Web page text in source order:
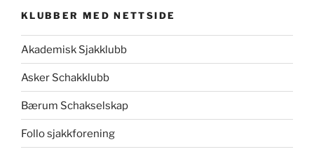
KLUBBER MED NETTSIDE
Akademisk Sjakklubb
Asker Schakklubb
Bærum Schakselskap
Follo sjakkforening